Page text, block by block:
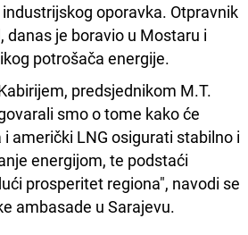
oporavka. Otpravnik
danas je boravio u Mostaru i
potrošača energije.
predsjednikom M.T.
smo o tome kako će
američki LNG osigurati stabilno i
energijom, te podstaći
prosperitet regiona", navodi se
ambasade u Sarajevu.